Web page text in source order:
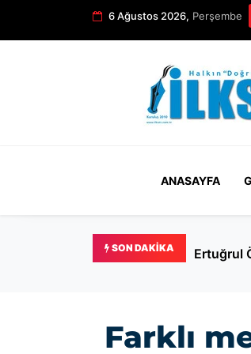
6 Ağustos 2026, Perşembe
ANASAYFA
SON DAKIKA Ertuğrul
Farklı